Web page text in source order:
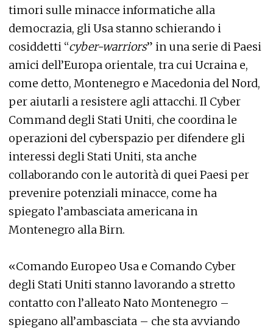
timori sulle minacce informatiche alla
democrazia, gli Usa stanno schierando i
cosiddetti “cyber-warriors” in una serie di Paesi
amici dell’Europa orientale, tra cui Ucraina e,
come detto, Montenegro e Macedonia del Nord,
per aiutarli a resistere agli attacchi. Il Cyber
Command degli Stati Uniti, che coordina le
operazioni del cyberspazio per difendere gli
interessi degli Stati Uniti, sta anche
collaborando con le autorità di quei Paesi per
prevenire potenziali minacce, come ha
spiegato l’ambasciata americana in
Montenegro alla Birn.
«Comando Europeo Usa e Comando Cyber
degli Stati Uniti stanno lavorando a stretto
contatto con l’alleato Nato Montenegro –
spiegano all’ambasciata – che sta avviando